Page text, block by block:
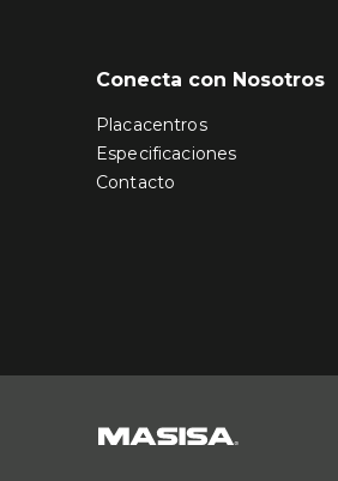
Conecta con Nosotros
Placacentros
Especificaciones
Contacto